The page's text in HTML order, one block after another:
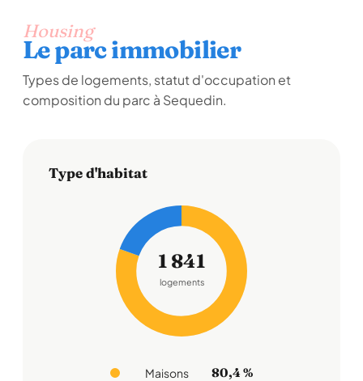
Housing
Le parc immobilier
Types de logements, statut d'occupation et
composition du parc à Sequedin.
Type d'habitat
1 841
logements
Maisons 80,4 %